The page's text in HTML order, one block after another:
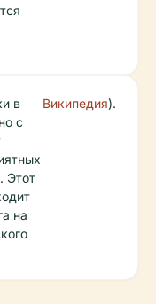
в
с
Этот
на
Википедия).